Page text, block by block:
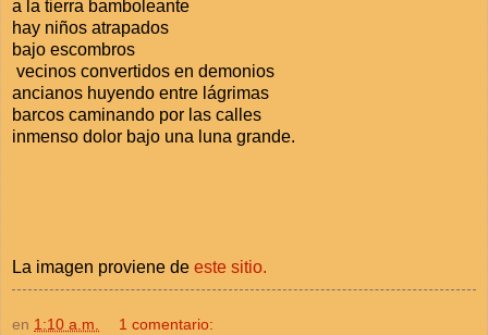
a la tierra bamboleante
hay niños atrapados
bajo escombros
vecinos convertidos en demonios
ancianos huyendo entre lágrimas
barcos caminando por las calles
inmenso dolor bajo una luna grande.
La imagen proviene de este sitio.
en 1:10 a.m. 1 comentario: